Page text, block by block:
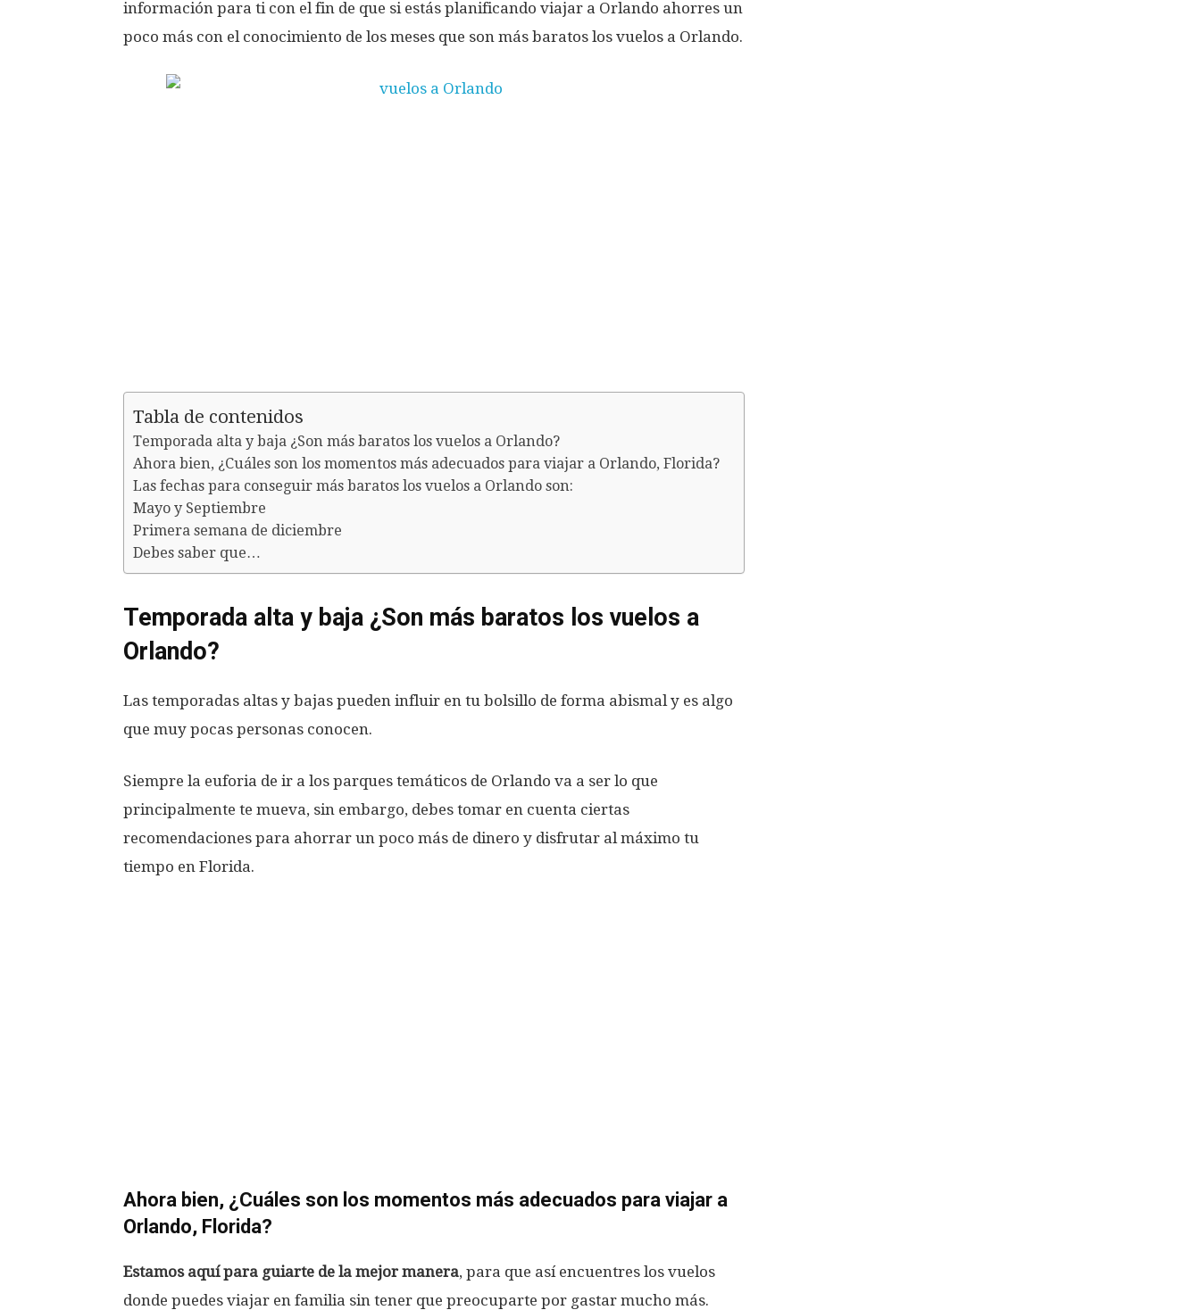
información para ti con el fin de que si estás planificando viajar a Orlando ahorres un
poco más con el conocimiento de los meses que son más baratos los vuelos a Orlando.
Tabla de contenidos
Temporada alta y baja ¿Son más baratos los vuelos a Orlando?
Ahora bien, ¿Cuáles son los momentos más adecuados para viajar a Orlando, Florida?
Las fechas para conseguir más baratos los vuelos a Orlando son:
Mayo y Septiembre
Primera semana de diciembre
Debes saber que…
Temporada alta y baja ¿Son más baratos los vuelos a
Orlando?
Las temporadas altas y bajas pueden influir en tu bolsillo de forma abismal y es algo
que muy pocas personas conocen.
Siempre la euforia de ir a los parques temáticos de Orlando va a ser lo que
principalmente te mueva, sin embargo, debes tomar en cuenta ciertas
recomendaciones para ahorrar un poco más de dinero y disfrutar al máximo tu
tiempo en Florida.
Ahora bien, ¿Cuáles son los momentos más adecuados para viajar a
Orlando, Florida?
Estamos aquí para guiarte de la mejor manera, para que así encuentres los vuelos
donde puedes viajar en familia sin tener que preocuparte por gastar mucho más.